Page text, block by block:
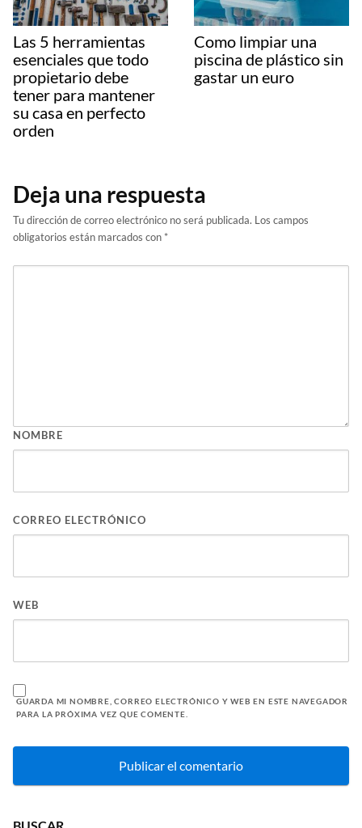
Las 5 herramientas
esenciales que todo
propietario debe
tener para mantener
su casa en perfecto
orden
Como limpiar una
piscina de plástico sin
gastar un euro
Deja una respuesta
Tu dirección de correo electrónico no será publicada. Los campos
obligatorios están marcados con *
NOMBRE
CORREO ELECTRÓNICO
WEB
GUARDA MI NOMBRE, CORREO ELECTRÓNICO Y WEB EN ESTE NAVEGADOR
PARA LA PRÓXIMA VEZ QUE COMENTE.